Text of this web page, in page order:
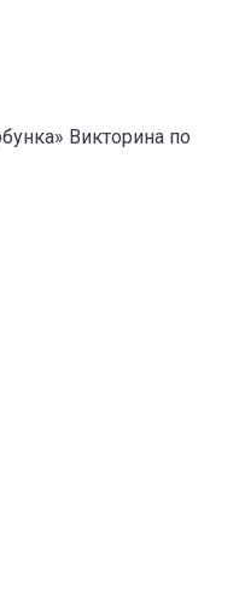
Викторина по